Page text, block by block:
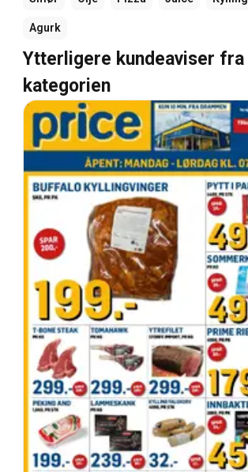
Agurk
Ytterligere kundeaviser fra
kategorien